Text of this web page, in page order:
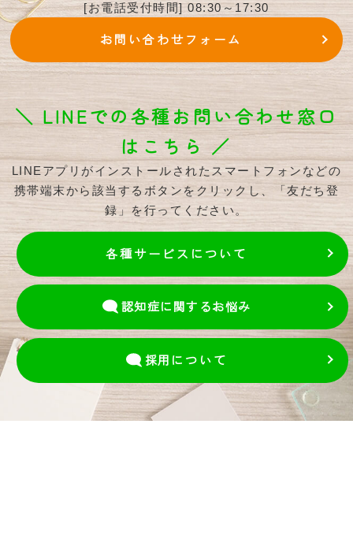
[お電話受付時間] 08:30～17:30
お問い合わせフォーム
＼ LINEでの各種お問い合わせ窓口
はこちら ／
LINEアプリがインストールされたスマートフォンなどの
携帯端末から該当するボタンをクリックし、「友だち登
録」を行ってください。
各種サービスについて
認知症に関するお悩み
採用 について